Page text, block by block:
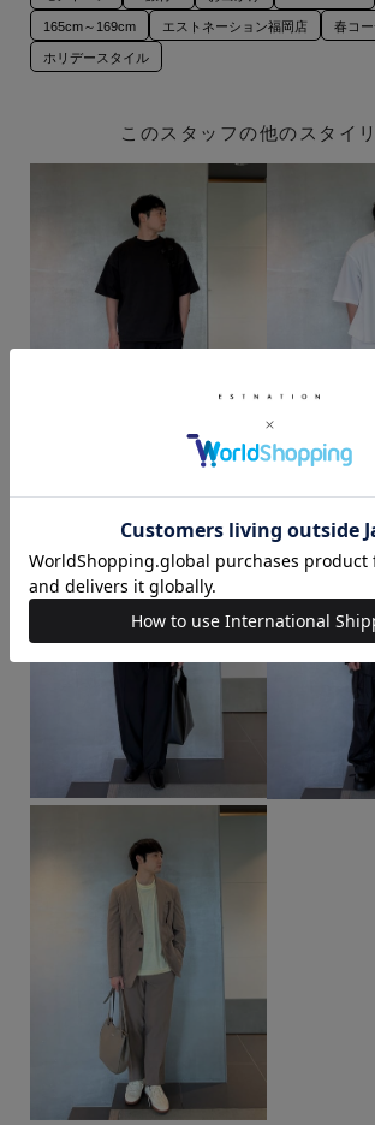
165cm～169cm エストネーション福岡店 春コ
ホリデースタイル
このスタッフの他のスタイ